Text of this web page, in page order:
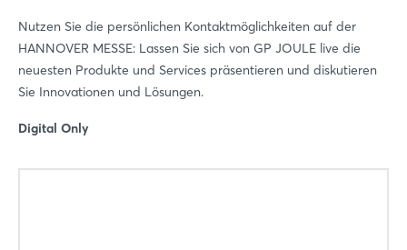
Nutzen Sie die persönlichen Kontaktmöglichkeiten auf der
HANNOVER MESSE: Lassen Sie sich von GP JOULE live die
neuesten Produkte und Services präsentieren und diskutieren
Sie Innovationen und Lösungen.
Digital Only